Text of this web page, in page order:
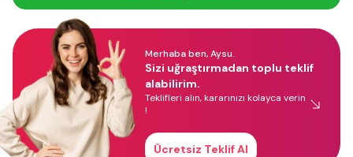
Merhaba ben, Aysu.
Sizi uğraştırmadan toplu teklif
alabilirim.
Teklifleri alın, kararınızı kolayca verin
!
Ücretsiz Teklif Al